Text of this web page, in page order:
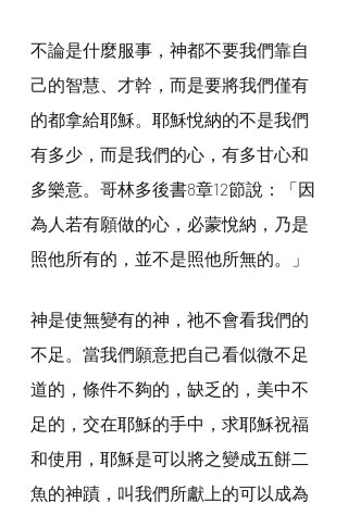
不論是什麼服事，神都不要我們靠自
己的智慧、才幹，而是要將我們僅有
的都拿給耶穌。耶穌悅納的不是我們
有多少，而是我們的心，有多甘心和
多樂意。哥林多後書8章12節說：「因
為人若有願做的心，必蒙悅納，乃是
照他所有的，並不是照他所無的。」
神是使無變有的神，祂不會看我們的
不足。當我們願意把自己看似微不足
道的，條件不夠的，缺乏的，美中不
足的，交在耶穌的手中，求耶穌祝福
和使用，耶穌是可以將之變成五餅二
魚的神蹟，叫我們所獻上的可以成為